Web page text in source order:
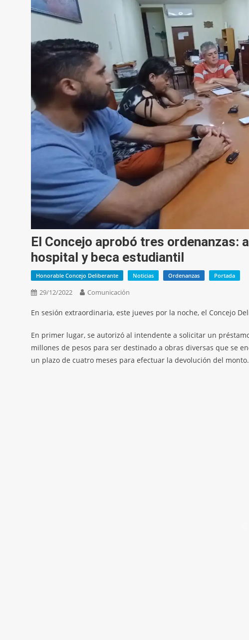
El Concejo aprobó tres ordenanzas:
hospital y beca estudiantil
Honorable Concejo Deliberante Noticias Ordenanzas Portada
29/12/2022 Comunicación
En sesión extraordinaria, este jueves por la noche, el Concejo
En primer lugar, se autorizó al intendente a solicitar un
millones de pesos para ser destinado a obras diversas que se
un plazo de cuatro meses para efectuar la devolución del monto.